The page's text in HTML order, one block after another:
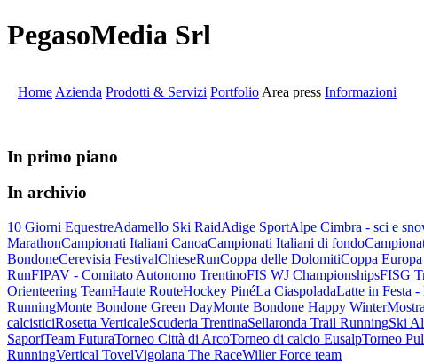
PegasoMedia Srl
Home Azienda Prodotti & Servizi Portfolio Area press Informazioni
In primo piano
In archivio
10 Giorni EquestreAdamello Ski RaidAdige SportAlpe Cimbra - sci e
MarathonCampionati Italiani CanoaCampionati Italiani di fondo
BondoneCerevisia FestivalChieseRunCoppa delle DolomitiCoppa
RunFIPAV - Comitato Autonomo TrentinoFIS WJ ChampionshipsFISG
Orienteering TeamHaute RouteHockey PinéLa CiaspoladaLatte in Festa -
RunningMonte Bondone Green DayMonte Bondone Happy Winter
calcisticiRosetta VerticaleScuderia TrentinaSellaronda Trail RunningSki
SaporiTeam FuturaTorneo Città di ArcoTorneo di calcio EusalpTorneo
RunningVertical TovelVigolana The RaceWilier Force team